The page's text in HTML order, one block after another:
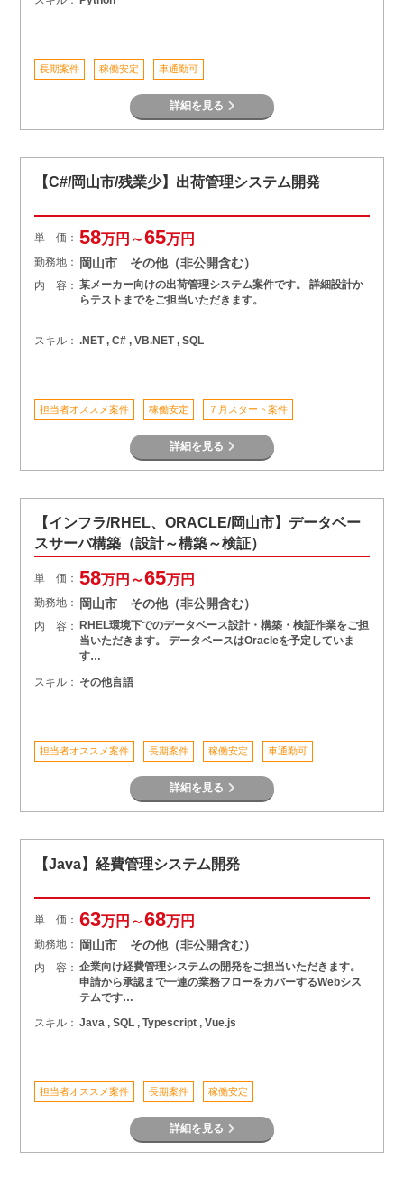
長期案件 稼働安定 車通勤可
詳細を見る
【C#/岡山市/残業少】出荷管理システム開発
単 価： 58万円～65万円
勤務地： 岡山市 その他（非公開含む）
内 容： 某メーカー向けの出荷管理システム案件です。 詳細設計か
らテストまでをご担当いただきます。
スキル： .NET , C# , VB.NET , SQL
担当者オススメ案件 稼働安定 ７月スタート案件
詳細を見る
【インフラ/RHEL、ORACLE/岡山市】データベー
スサーバ構築（設計～構築～検証）
単 価： 58万円～65万円
勤務地： 岡山市 その他（非公開含む）
内 容：
RHEL環境下でのデータベース設計・構築・検証作業をご担
当いただきます。 データベースはOracleを予定していま
す…
スキル： その他言語
担当者オススメ案件 長期案件 稼働安定 車通勤可
詳細を見る
【Java】経費管理システム開発
単 価： 63万円～68万円
勤務地： 岡山市 その他（非公開含む）
内 容： 企業向け経費管理システムの開発をご担当いただきます。
申請から承認まで一連の業務フローをカバーするWebシス
テムです…
スキル： Java , SQL , Typescript , Vue.js
担当者オススメ案件 長期案件 稼働安定
詳細を見る